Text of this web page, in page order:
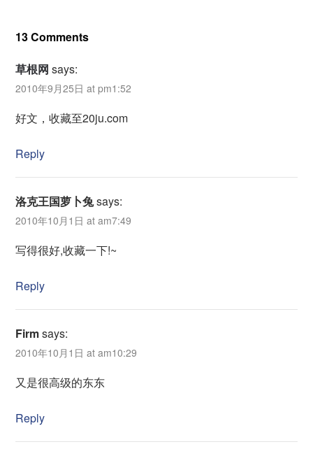
13 Comments
草根网 says:
2010年9月25日 at pm1:52
好文，收藏至20ju.com
Reply
洛克王国萝卜兔says:
2010年10月1日 at am7:49
写得很好,收藏一下!~
Reply
Firmsays:
2010年10月1日 at am10:29
又是很高级的东东
Reply